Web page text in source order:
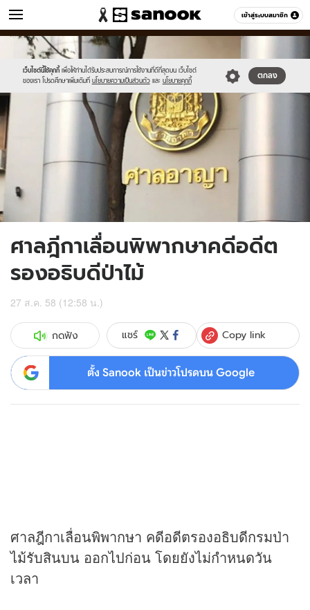
เข้าสู่ระบบสมาชิก
ข่าว หมวดอื่นๆ
เว็บไซต์นี้ใช้คุกกี้ เพื่อให้ท่านได้รับประสบการณ์การใช้งานที่ดีที่สุดบน เว็บไซต์
ของเรา โปรดศึกษาเพิ่มเติมที่ นโยบายความเป็นส่วนตัว และ นโยบายคุกกี้
ตกลง
Sanook
//s.isanook.com/sr/0/images/logo-
new-
sanook.png
600
60
//s.isanook.com/ns/0/ud/371/1855222/641926-
01.jpg
ศาลฎีกาเลื่อนพิพากษาคดีอดีต
รองอธิบดีป่าไม้
27 ส.ค. 58 (12:58 น.)
กดฟัง แชร์ Copy link
ตั้ง Sanook เป็นข่าวโปรดบน Google
ศาลฎีกาเลื่อนพิพากษา คดีอดีตรองอธิบดีกรมป่า
ไม้รับสินบน ออกไปก่อน โดยยังไม่กำหนดวัน
เวลา